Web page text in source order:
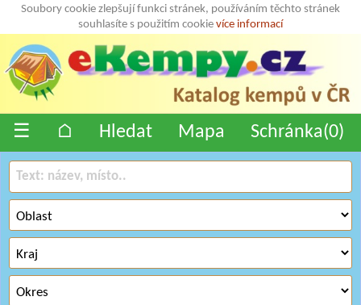
Soubory cookie zlepšují funkci stránek, používáním těchto stránek
souhlasíte s použitím cookie více informací
☰ ⌂ Hledat Mapa Schránka(0)